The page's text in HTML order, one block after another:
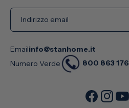
Indirizzo email
Emailinfo@stanhome.it
Numero Verde
800 863 176